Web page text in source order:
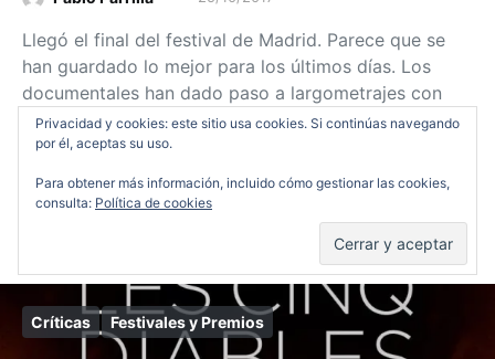
Llegó el final del festival de Madrid. Parece que se
han guardado lo mejor para los últimos días. Los
documentales han dado paso a largometrajes con
mejor crítica como Nosotros,…
Críticas Festivales y Premios
Privacidad y cookies: este sitio usa cookies. Si continúas navegando
por él, aceptas su uso.
Para obtener más información, incluido cómo gestionar las cookies,
consulta: Política de cookies